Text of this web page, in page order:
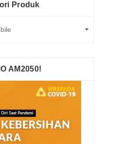
Produk
AM2050!